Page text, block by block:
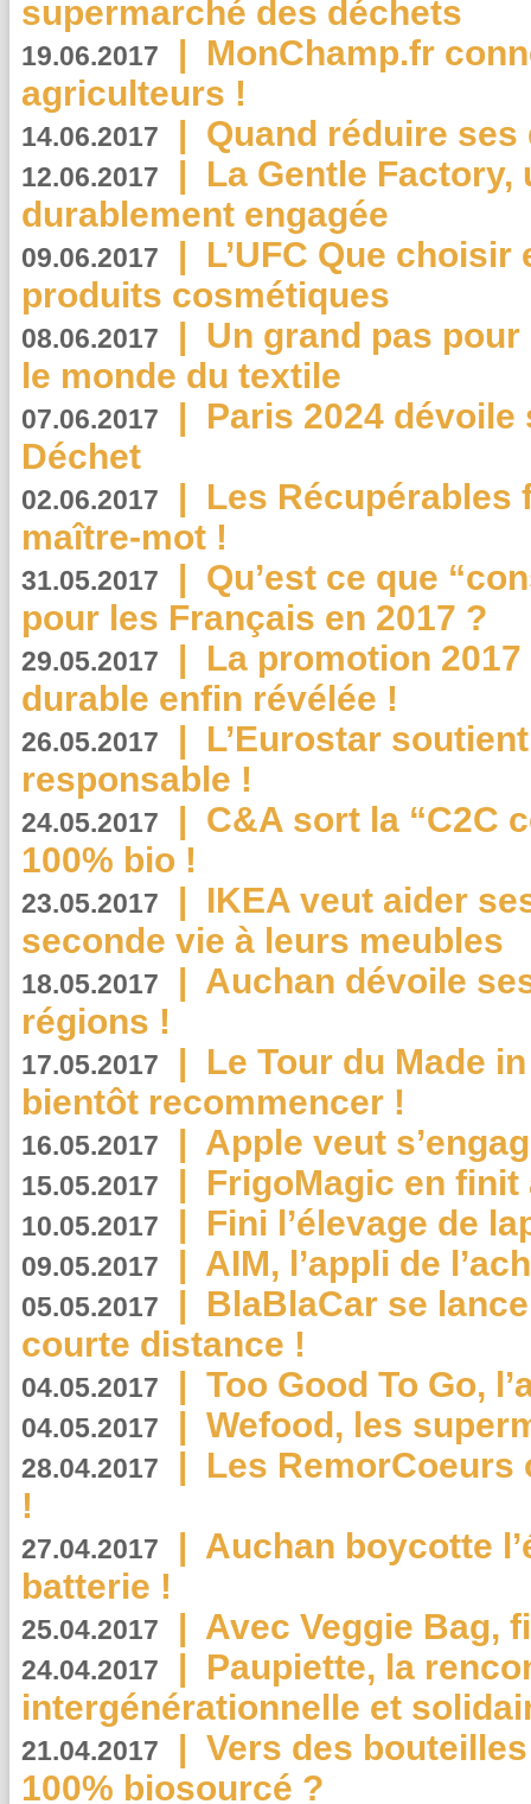
supermarché des déchets
19.06.2017 | MonChamp.fr
agriculteurs !
14.06.2017 | Quand réduire
12.06.2017 | La Gentle
durablement engagée
09.06.2017 | L’UFC Que
produits cosmétiques
08.06.2017 | Un grand pas
le monde du textile
07.06.2017 | Paris 2024
Déchet
02.06.2017 | Les Récupérables
maître-mot !
31.05.2017 | Qu’est ce que
pour les Français en 2017 ?
29.05.2017 | La promotion
durable enfin révélée !
26.05.2017 | L’Eurostar
responsable !
24.05.2017 | C&A sort la “C2C
100% bio !
23.05.2017 | IKEA veut aider
seconde vie à leurs meubles
18.05.2017 | Auchan dévoile
régions !
17.05.2017 | Le Tour du Made
bientôt recommencer !
16.05.2017 | Apple veut
15.05.2017 | FrigoMagic en
10.05.2017 | Fini l’élevage de
09.05.2017 | AIM, l’appli de
05.05.2017 | BlaBlaCar se
courte distance !
04.05.2017 | Too Good To Go,
04.05.2017 | Wefood, les
28.04.2017 | Les RemorCoeurs
!
27.04.2017 | Auchan boycotte
batterie !
25.04.2017 | Avec Veggie Bag,
24.04.2017 | Paupiette, la
intergénérationnelle et
21.04.2017 | Vers des
100% biosourcé ?